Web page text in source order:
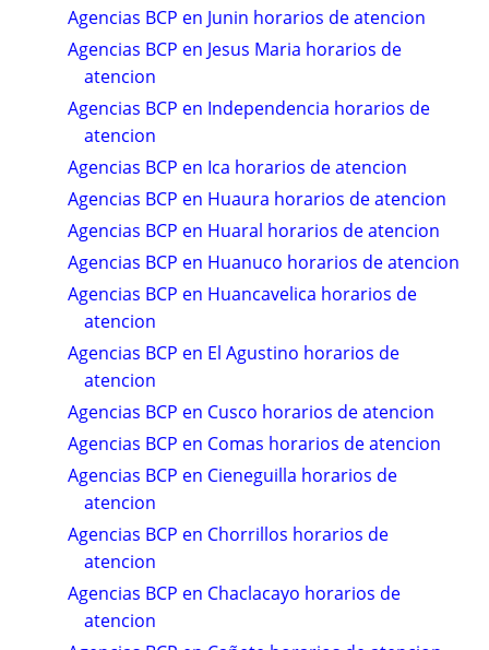
Agencias BCP en Junin horarios de atencion
Agencias BCP en Jesus Maria horarios de
atencion
Agencias BCP en Independencia horarios de
atencion
Agencias BCP en Ica horarios de atencion
Agencias BCP en Huaura horarios de atencion
Agencias BCP en Huaral horarios de atencion
Agencias BCP en Huanuco horarios de atencion
Agencias BCP en Huancavelica horarios de
atencion
Agencias BCP en El Agustino horarios de
atencion
Agencias BCP en Cusco horarios de atencion
Agencias BCP en Comas horarios de atencion
Agencias BCP en Cieneguilla horarios de
atencion
Agencias BCP en Chorrillos horarios de
atencion
Agencias BCP en Chaclacayo horarios de
atencion